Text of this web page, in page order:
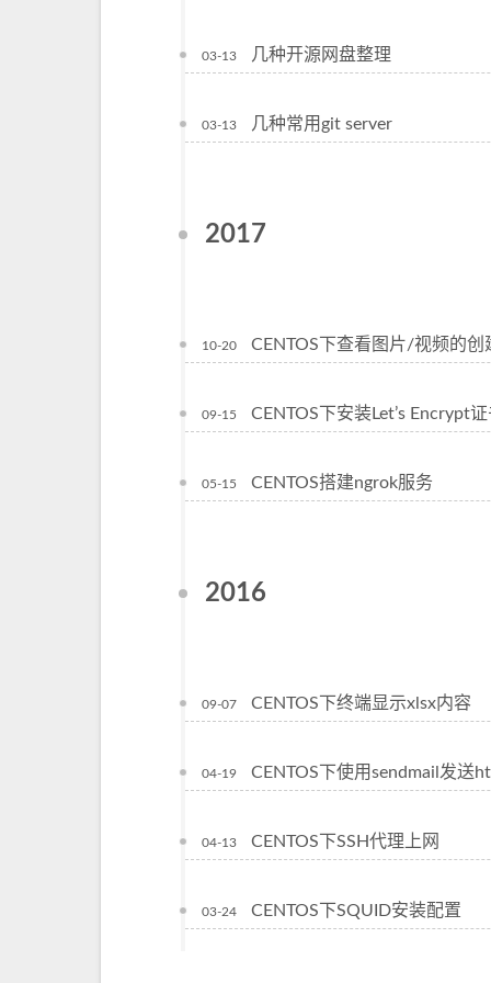
03-13 几种开源网盘整理
03-13 几种常用git server
2017
10-20 CENTOS下查看图片/视频的创
09-15 CENTOS下安装Let’s Encrypt证
05-15 CENTOS搭建ngrok服务
2016
09-07 CENTOS下终端显示xlsx内容
04-19 CENTOS下使用sendmail发送
04-13 CENTOS下SSH代理上网
03-24 CENTOS下SQUID安装配置